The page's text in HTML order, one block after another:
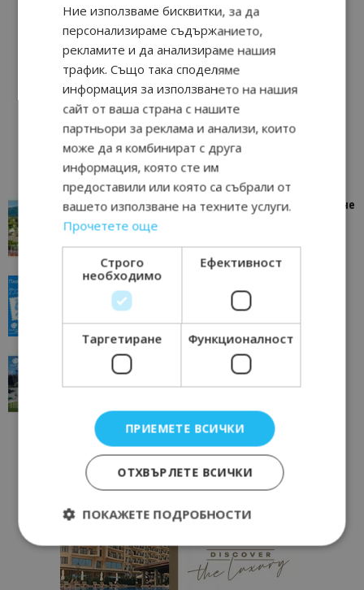
“Пощенска картичка от…”: Петрич – Изживяване
“Пощенска картичка от…”: Пловдив, градът на
всички времена
“Пощенска картичка от…”: Перник – град на
традициите, културата и вдъхновяващите...
Ние използваме бисквитки, за да
персонализираме съдържанието,
рекламите и да анализираме нашия
трафик. Също така споделяме
информация за използването на нашия
сайт от ваша страна с нашите
партньори за реклама и анализи, които
може да я комбинират с друга
информация, която сте им
предоставили или която са събрали от
вашето използване на техните услуги.
Прочетете още
Строго
необходимо
Ефективност
Таргетиране Функционалност
ПРИЕМЕТЕ ВСИЧКИ
ОТХВЪРЛЕТЕ ВСИЧКИ
ПОКАЖЕТЕ ПОДРОБНОСТИ
Строго необходимо
Ефективност